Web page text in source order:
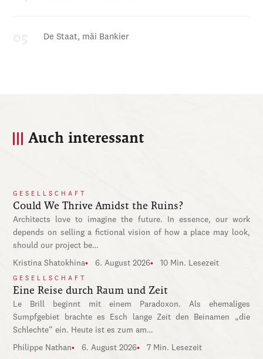
De Staat, mäi Bankier
Auch interessant
GESELLSCHAFT
Could We Thrive Amidst the Ruins?
Architects love to imagine the future. In essence, our work
depends on selling a fictional vision of how a place may look,
should our project be…
Kristina Shatokhina 6. August 2026 10 Min. Lesezeit
GESELLSCHAFT
Eine Reise durch Raum und Zeit
Le Brill beginnt mit einem Paradoxon. Als ehemaliges
Sumpfgebiet brachte es Esch lange Zeit den Beinamen „die
Schlechte“ ein. Heute ist es zum am…
Philippe Nathan 6. August 2026 7 Min. Lesezeit